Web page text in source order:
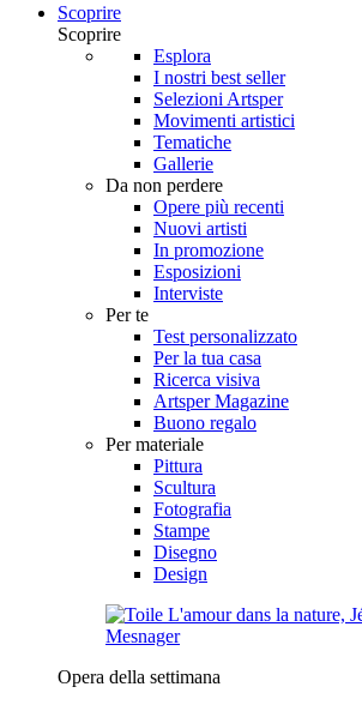
Scoprire
Scoprire
Esplora
I nostri best seller
Selezioni Artsper
Movimenti artistici
Tematiche
Gallerie
Da non perdere
Opere più recenti
Nuovi artisti
In promozione
Esposizioni
Interviste
Per te
Test personalizzato
Per la tua casa
Ricerca visiva
Artsper Magazine
Buono regalo
Per materiale
Pittura
Scultura
Fotografia
Stampe
Disegno
Design
Opera della settimana